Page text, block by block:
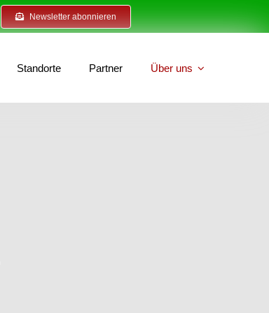
Newsletter abonnieren
Standorte Partner Über uns